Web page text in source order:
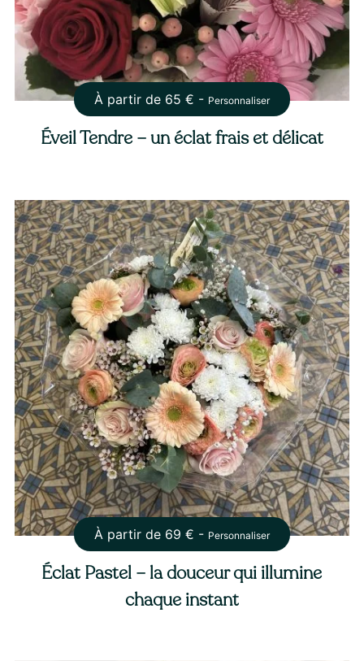
À partir de 65 € - Personnaliser
Éveil Tendre – un éclat frais et délicat
À partir de 69 € - Personnaliser
Éclat Pastel – la douceur qui illumine
chaque instant